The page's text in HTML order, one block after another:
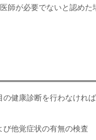
師が必要でないと認めた
健康診断を行わなけれ
び他覚症状の有無の検査